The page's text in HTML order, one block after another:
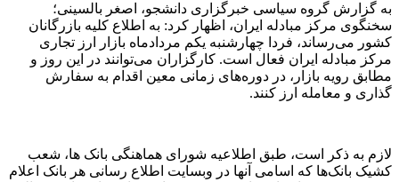
به گزارش گروه سیاسی خبرگزاری دانشجو، اصغر بالسینی؛
سخنگوی مرکز مبادله ایران، اظهار کرد: به اطلاع کلیه بازرگانان
کشور می‌رساند، فردا چهارشنبه یکم مردادماه بازار ارز تجاری
مرکز مبادله ایران فعال است. کارگزاران می‌توانند در این روز و
مطابق رویه بازار، در دوره‌های زمانی معین اقدام به سفارش
گذاری و معامله ارز کنند.
لازم به ذکر است، طبق اطلاعیه شورای هماهنگی بانک ها، شعب
کشیک بانک‌ها که اسامی آنها در وبسایت اطلاع رسانی هر بانک اعلام